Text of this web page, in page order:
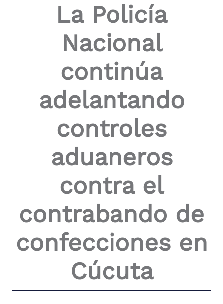
La Policía
Nacional
continúa
adelantando
controles
aduaneros
contra el
contrabando de
confecciones en
Cúcuta